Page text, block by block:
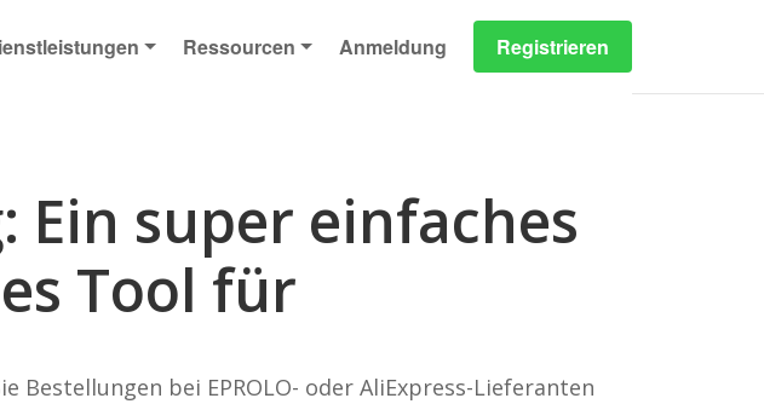
Ressourcen Anmeldung Registrieren
Ein super einfaches
Tool für
Bestellungen bei EPROLO- oder AliExpress-Lieferanten